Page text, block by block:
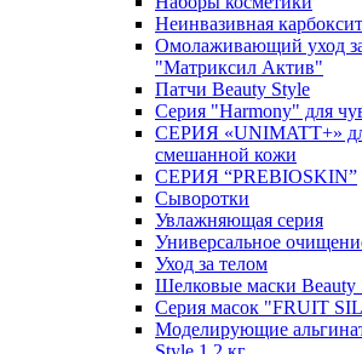
Неинвазивная
Омолаживающий уход
"Матриксил Актив"
Патчи Beauty Style
Серия "Harmony" для
СЕРИЯ «UNIMATT+»
смешанной кожи
СЕРИЯ “PREBIOSKIN”
Сыворотки
Увлажняющая серия
Универсальное
Уход за телом
Шелковые маски Beauty
Серия масок "FRUIT
Моделирующие